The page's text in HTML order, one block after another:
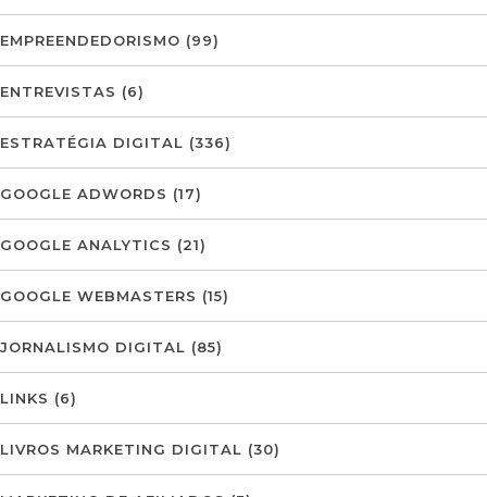
EMPREENDEDORISMO (99)
ENTREVISTAS (6)
ESTRATÉGIA DIGITAL (336)
GOOGLE ADWORDS (17)
GOOGLE ANALYTICS (21)
GOOGLE WEBMASTERS (15)
JORNALISMO DIGITAL (85)
LINKS (6)
LIVROS MARKETING DIGITAL (30)